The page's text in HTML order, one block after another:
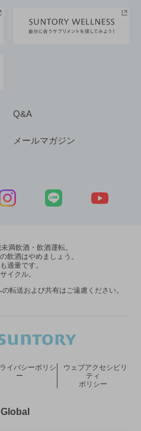
Q&A
メールマガジン
満飲酒・飲酒運転。
飲酒はやめましょう。
適量です。
イクル。
転送および共有はご遠慮ください。
イバシーポリシ
ー
ウェブアクセシビリ
ティ
ポリシー
Global新しいウィンドウで開く